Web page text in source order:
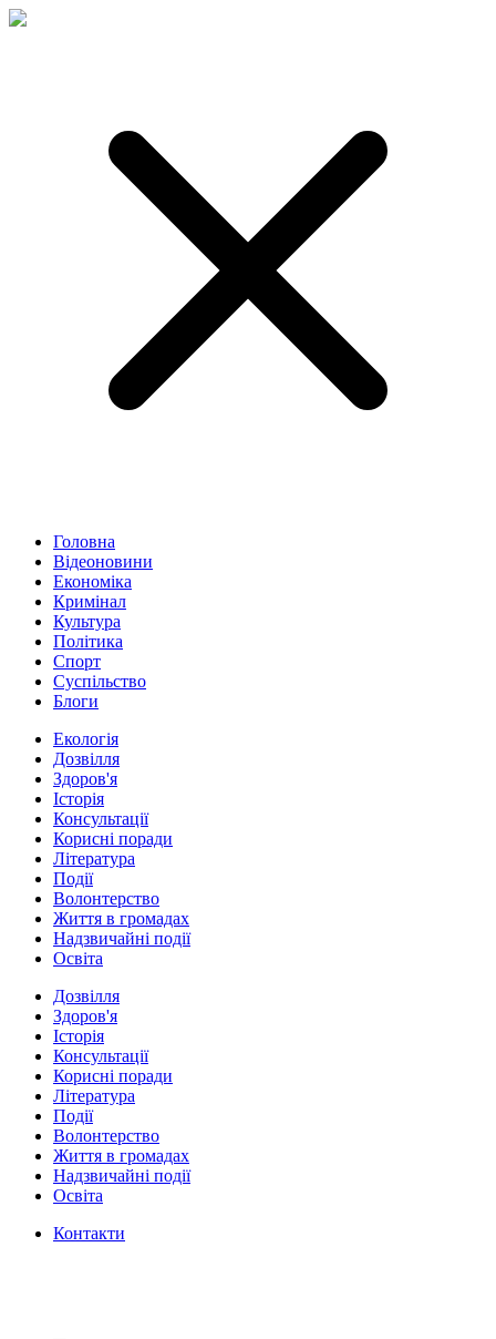
Головна
Відеоновини
Економіка
Кримінал
Культура
Політика
Спорт
Суспільство
Блоги
Екологія
Дозвілля
Здоров'я
Історія
Консультації
Корисні поради
Література
Події
Волонтерство
Життя в громадах
Надзвичайні події
Освіта
Дозвілля
Здоров'я
Історія
Консультації
Корисні поради
Література
Події
Волонтерство
Життя в громадах
Надзвичайні події
Освіта
Контакти